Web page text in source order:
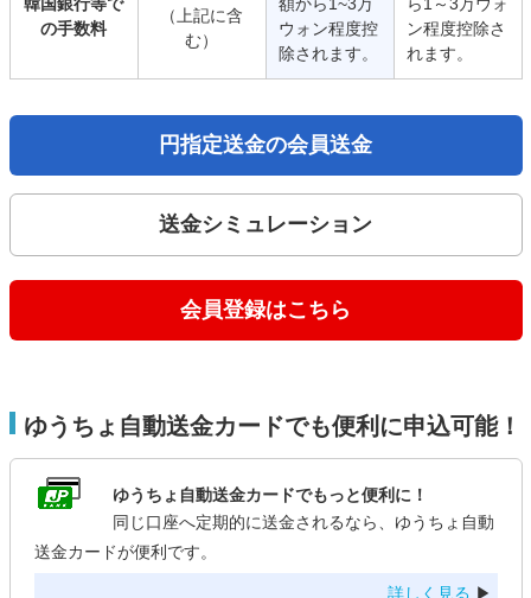
の手数料
（上記に含
む）
ウォン程度控
除されます。
ン程度控除さ
れます。
円指定送金の会員送金
送金シミュレーション
会員登録はこちら
ゆうちょ自動送金カードでも便利に申込可能！
ゆうちょ自動送金カードでもっと便利に！
同じ口座へ定期的に送金されるなら、ゆうちょ自動
送金カードが便利です。
詳しく見る ▶